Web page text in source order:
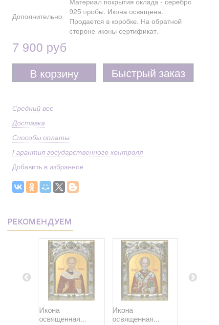
Дополнительно
925 пробы. Икона освящена.
Продается в коробке. На обратной
стороне иконы сертификат.
7 900 руб
В корзину Быстрый заказ
Средний вес
Доставка
Способы оплаты
Гарантия государственного контроля
Добавить в избранное
РЕКОМЕНДУЕМ
Икона
освященная...
Икона
освященная...